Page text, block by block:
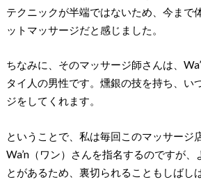
テクニックが半端ではないため、今まで
ットマッサージだと感じました。
ちなみに、そのマッサージ師さんは、
タイ人の男性です。燻銀の技を持ち、い
ジをしてくれます。
ということで、私は毎回このマッサージ
Wa’n（ワン）さんを指名するのですが、
とがあるため、裏切られることもしばし